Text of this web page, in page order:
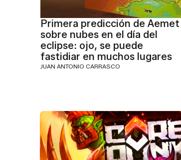
Primera predicción de Aemet
sobre nubes en el día del
eclipse: ojo, se puede
fastidiar en muchos lugares
JUAN ANTONIO CARRASCO